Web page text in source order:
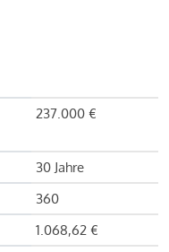
237.000 €
30 Jahre
360
1.068,62 €